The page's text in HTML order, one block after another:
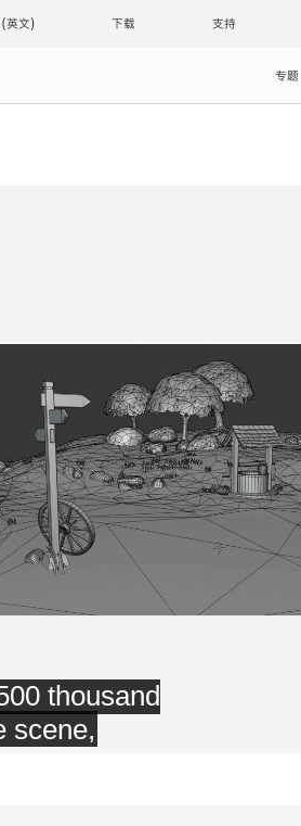
下载 支持
专题